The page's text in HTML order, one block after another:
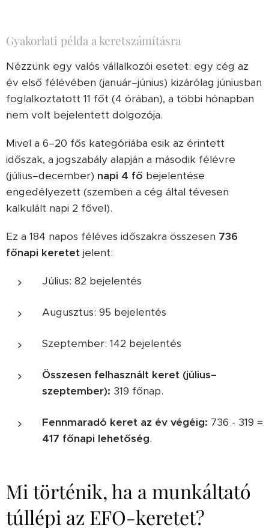
Gyakorlati példa a keretszámításra
Nézzünk egy valós vállalkozói esetet: egy cég az
év első félévében (január–június) kizárólag júniusban
foglalkoztatott 11 főt (4 órában), a többi hónapban
nem volt bejelentett dolgozója.
Mivel a 6–20 fős kategóriába esik az érintett
időszak, a jogszabály alapján a második félévre
(július–december) napi 4 fő bejelentése
engedélyezett (szemben a cég által tévesen
kalkulált napi 2 fővel).
Ez a 184 napos féléves időszakra összesen 736
főnapi keretet jelent:
Július: 82 bejelentés
Augusztus: 95 bejelentés
Szeptember: 142 bejelentés
Összesen felhasznált keret (július–
szeptember): 319 főnap.
Fennmaradó keret az év végéig: 736 - 319 =
417 főnapi lehetőség.
Mi történik, ha a munkáltató
túllépi az EFO-keretet?